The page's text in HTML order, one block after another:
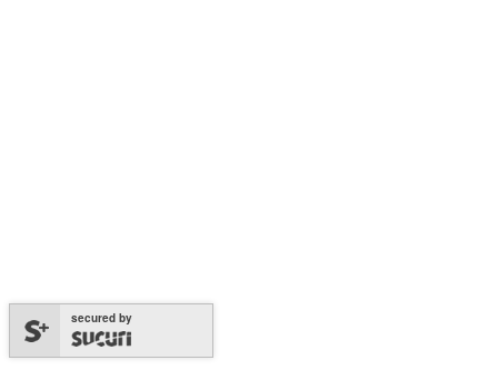
secured by